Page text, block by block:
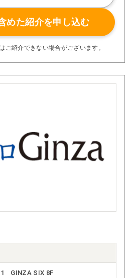
めた紹介を申し込む
ご紹介できない場合がございます。
1 GINZA SIX 8F